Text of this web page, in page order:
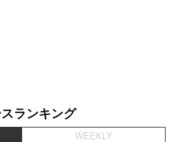
ランキング
WEEKLY